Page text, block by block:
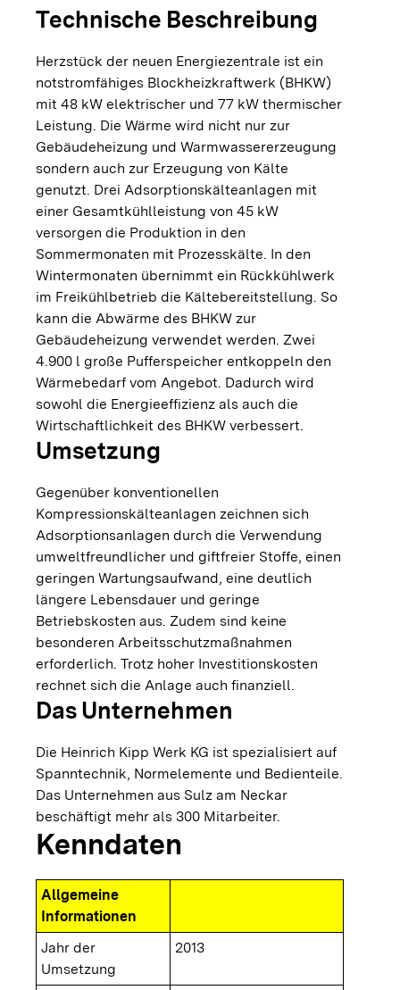
Technische Beschreibung
Herzstück der neuen Energiezentrale ist ein
notstromfähiges Blockheizkraftwerk (BHKW)
mit 48 kW elektrischer und 77 kW thermischer
Leistung. Die Wärme wird nicht nur zur
Gebäudeheizung und Warmwassererzeugung
sondern auch zur Erzeugung von Kälte
genutzt. Drei Adsorptionskälteanlagen mit
einer Gesamtkühlleistung von 45 kW
versorgen die Produktion in den
Sommermonaten mit Prozesskälte. In den
Wintermonaten übernimmt ein Rückkühlwerk
im Freikühlbetrieb die Kältebereitstellung. So
kann die Abwärme des BHKW zur
Gebäudeheizung verwendet werden. Zwei
4.900 l große Pufferspeicher entkoppeln den
Wärmebedarf vom Angebot. Dadurch wird
sowohl die Energieeffizienz als auch die
Wirtschaftlichkeit des BHKW verbessert.
Umsetzung
Gegenüber konventionellen
Kompressionskälteanlagen zeichnen sich
Adsorptionsanlagen durch die Verwendung
umweltfreundlicher und giftfreier Stoffe, einen
geringen Wartungsaufwand, eine deutlich
längere Lebensdauer und geringe
Betriebskosten aus. Zudem sind keine
besonderen Arbeitsschutzmaßnahmen
erforderlich. Trotz hoher Investitionskosten
rechnet sich die Anlage auch finanziell.
Das Unternehmen
Die Heinrich Kipp Werk KG ist spezialisiert auf
Spanntechnik, Normelemente und Bedienteile.
Das Unternehmen aus Sulz am Neckar
beschäftigt mehr als 300 Mitarbeiter.
Kenndaten
Allgemeine
Informationen
Jahr der
Umsetzung
2013